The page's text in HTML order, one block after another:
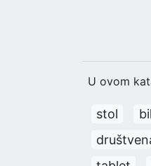
U ovom
stol